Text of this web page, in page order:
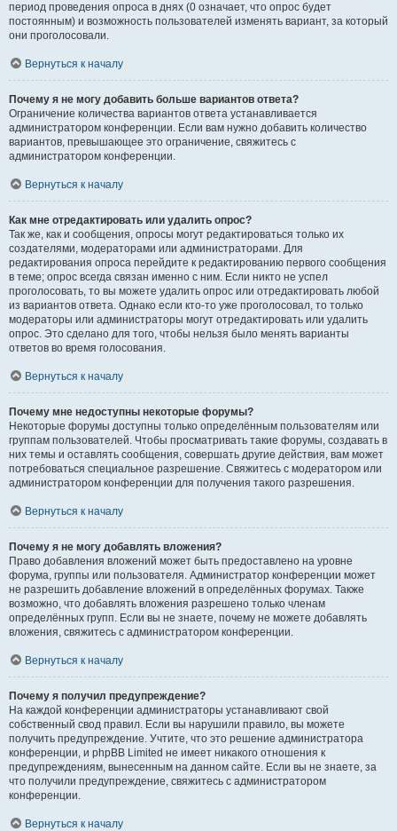
период проведения опроса в днях (0 означает, что опрос будет
постоянным) и возможность пользователей изменять вариант, за который
они проголосовали.
Вернуться к началу
Почему я не могу добавить больше вариантов ответа?
Ограничение количества вариантов ответа устанавливается
администратором конференции. Если вам нужно добавить количество
вариантов, превышающее это ограничение, свяжитесь с
администратором конференции.
Вернуться к началу
Как мне отредактировать или удалить опрос?
Так же, как и сообщения, опросы могут редактироваться только их
создателями, модераторами или администраторами. Для
редактирования опроса перейдите к редактированию первого сообщения
в теме; опрос всегда связан именно с ним. Если никто не успел
проголосовать, то вы можете удалить опрос или отредактировать любой
из вариантов ответа. Однако если кто-то уже проголосовал, то только
модераторы или администраторы могут отредактировать или удалить
опрос. Это сделано для того, чтобы нельзя было менять варианты
ответов во время голосования.
Вернуться к началу
Почему мне недоступны некоторые форумы?
Некоторые форумы доступны только определённым пользователям или
группам пользователей. Чтобы просматривать такие форумы, создавать в
них темы и оставлять сообщения, совершать другие действия, вам может
потребоваться специальное разрешение. Свяжитесь с модератором или
администратором конференции для получения такого разрешения.
Вернуться к началу
Почему я не могу добавлять вложения?
Право добавления вложений может быть предоставлено на уровне
форума, группы или пользователя. Администратор конференции может
не разрешить добавление вложений в определённых форумах. Также
возможно, что добавлять вложения разрешено только членам
определённых групп. Если вы не знаете, почему не можете добавлять
вложения, свяжитесь с администратором конференции.
Вернуться к началу
Почему я получил предупреждение?
На каждой конференции администраторы устанавливают свой
собственный свод правил. Если вы нарушили правило, вы можете
получить предупреждение. Учтите, что это решение администратора
конференции, и phpBB Limited не имеет никакого отношения к
предупреждениям, вынесенным на данном сайте. Если вы не знаете, за
что получили предупреждение, свяжитесь с администратором
конференции.
Вернуться к началу